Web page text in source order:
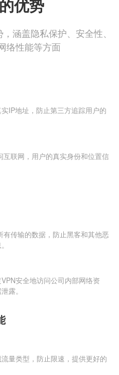
优势
涵盖隐私保护、安全性、
络性能等方面
IP地址，防止第三方追踪用户的
互联网，用户的真实身份和位置信
有传输的数据，防止黑客和其他恶
安全地访问公司内部网络资
露。
量类型，防止限速，提供更好的